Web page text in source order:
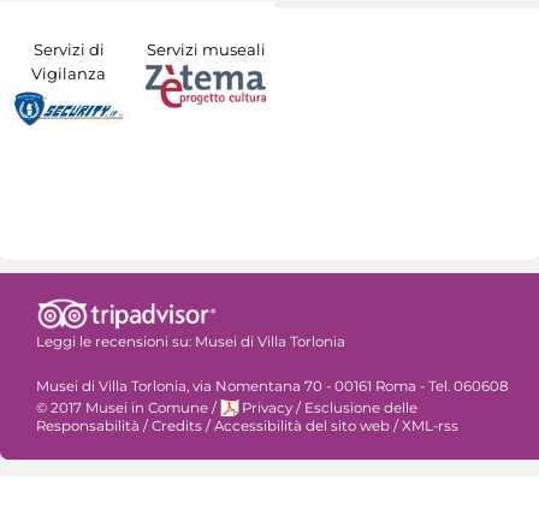
Servizi di
Vigilanza
Servizi museali
Leggi le recensioni su: Musei di Villa Torlonia
Musei di Villa Torlonia, via Nomentana 70 - 00161 Roma - Tel. 060608
© 2017 Musei in Comune / Privacy / Esclusione delle
Responsabilità / Credits / Accessibilità del sito web / XML-rss